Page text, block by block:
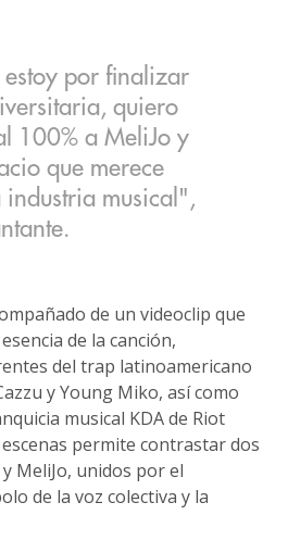
por finalizar
quiero
100% a MeliJo y
que merece
industria musical",
de un videoclip que
de la canción,
del trap latinoamericano
y Young Miko, así como
musical KDA de Riot
permite contrastar dos
MeliJo, unidos por el
de la voz colectiva y la